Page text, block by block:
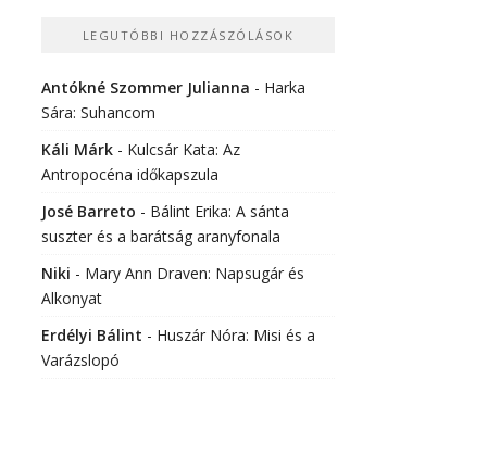
LEGUTÓBBI HOZZÁSZÓLÁSOK
Antókné Szommer Julianna - Harka
Sára: Suhancom
Káli Márk - Kulcsár Kata: Az
Antropocéna időkapszula
José Barreto - Bálint Erika: A sánta
suszter és a barátság aranyfonala
Niki - Mary Ann Draven: Napsugár és
Alkonyat
Erdélyi Bálint - Huszár Nóra: Misi és a
Varázslopó